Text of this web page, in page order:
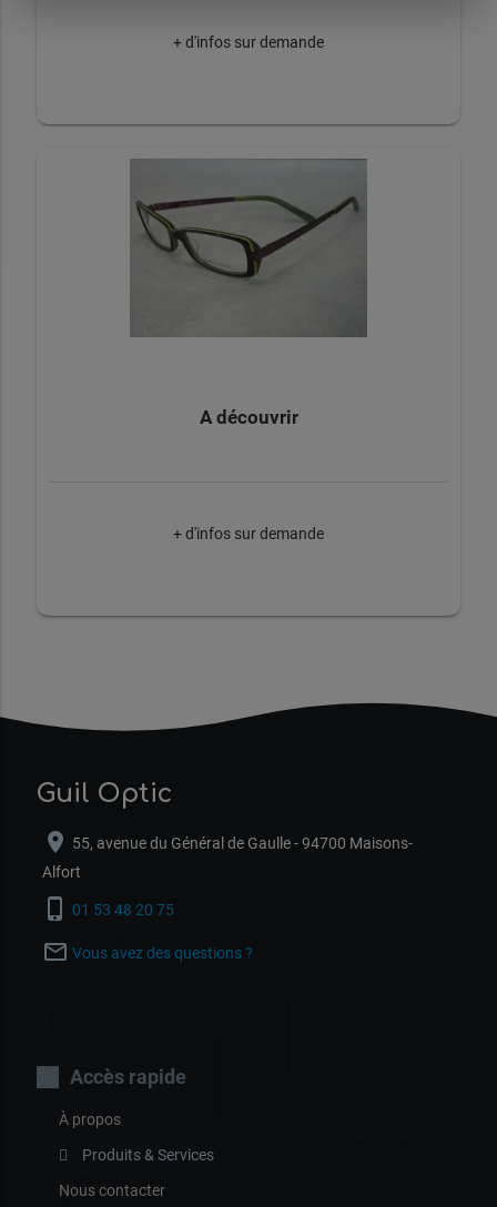
+ d'infos sur demande
A découvrir
+ d'infos sur demande
Guil Optic
location_on 55, avenue du Général de Gaulle - 94700 Maisons-
Alfort
phone_iphone 01 53 48 20 75
mail_outline Vous avez des questions ?
Accès rapide
À propos
Produits & Services
Nous contacter